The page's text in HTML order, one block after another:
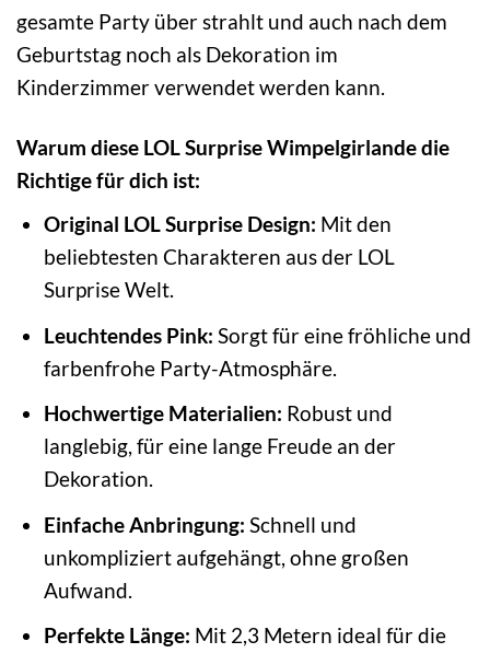
gesamte Party über strahlt und auch nach dem
Geburtstag noch als Dekoration im
Kinderzimmer verwendet werden kann.
Warum diese LOL Surprise Wimpelgirlande die
Richtige für dich ist:
Original LOL Surprise Design: Mit den
beliebtesten Charakteren aus der LOL
Surprise Welt.
Leuchtendes Pink: Sorgt für eine fröhliche und
farbenfrohe Party-Atmosphäre.
Hochwertige Materialien: Robust und
langlebig, für eine lange Freude an der
Dekoration.
Einfache Anbringung: Schnell und
unkompliziert aufgehängt, ohne großen
Aufwand.
Perfekte Länge: Mit 2,3 Metern ideal für die